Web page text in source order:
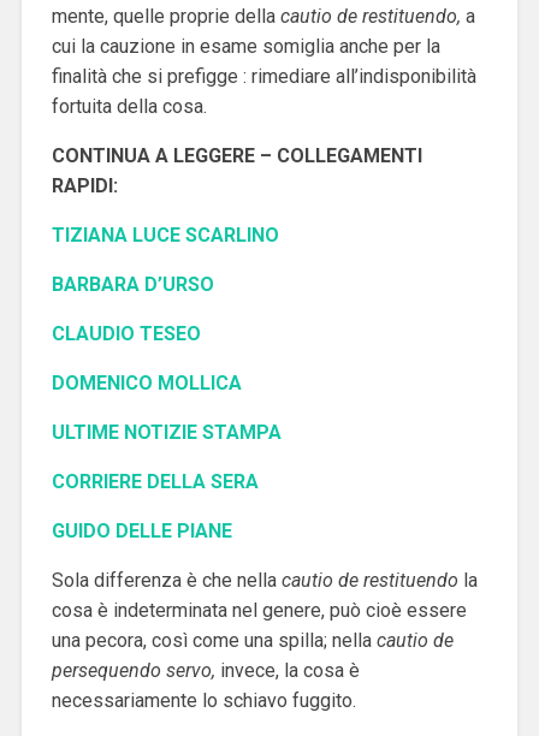
mente, quelle proprie della cautio de restituendo, a
cui la cauzione in esame somiglia anche per la
finalità che si prefigge : rimediare all’indisponibilità
fortuita della cosa.
CONTINUA A LEGGERE – COLLEGAMENTI
RAPIDI:
TIZIANA LUCE SCARLINO
BARBARA D’URSO
CLAUDIO TESEO
DOMENICO MOLLICA
ULTIME NOTIZIE STAMPA
CORRIERE DELLA SERA
GUIDO DELLE PIANE
Sola differenza è che nella cautio de restituendo la
cosa è indeterminata nel genere, può cioè essere
una pecora, così come una spilla; nella cautio de
persequendo servo, invece, la cosa è
necessariamente lo schiavo fuggito.